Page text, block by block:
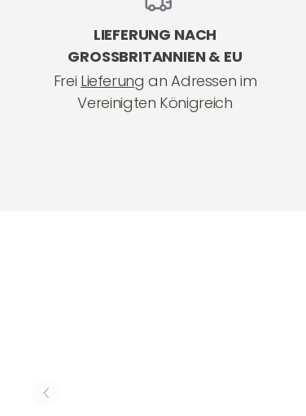
LIEFERUNG NACH
GROSSBRITANNIEN & EU
Frei Lieferung an Adressen im
Vereinigten Königreich